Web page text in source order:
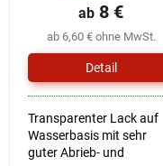
ab 6,60 € ohne MwSt.
ab 8 €
Detail
Transparenter Lack auf
Wasserbasis mit sehr
guter Abrieb- und